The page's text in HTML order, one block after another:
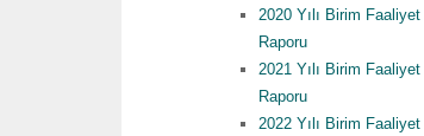
2020 Yılı Birim Faaliyet
Raporu
2021 Yılı Birim Faaliyet
Raporu
2022 Yılı Birim Faaliyet